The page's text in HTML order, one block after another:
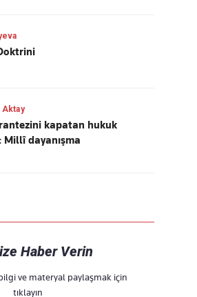
Aktay
kapatan hukuk
Millî dayanışma
Haber Verin
ve materyal paylaşmak için
tıklayın